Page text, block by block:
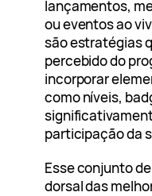
lançamentos,
ou eventos ao
são estratégias
percebido do
incorporar
como níveis,
participação da
Esse conjunto
dorsal das